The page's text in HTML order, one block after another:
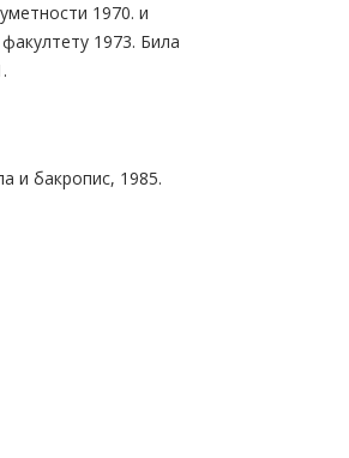
1970. и
1973. Била
и бакропис, 1985.